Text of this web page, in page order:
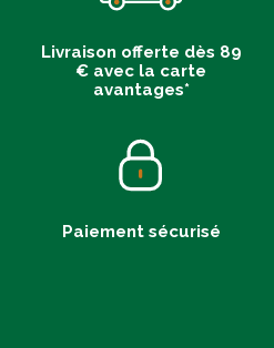
Livraison offerte dès 89
€ avec la carte
avantages*
Paiement sécurisé